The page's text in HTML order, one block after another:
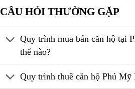
CÂU HỎI THƯỜNG GẶP
Quy trình mua bán căn hộ tại
thế nào?
Quy trình thuê căn hộ Phú Mỹ